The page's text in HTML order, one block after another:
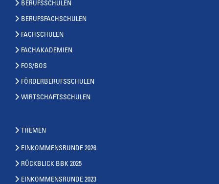
BERUFSSCHULEN
BERUFSFACHSCHULEN
FACHSCHULEN
FACHAKADEMIEN
FOS/BOS
FÖRDERBERUFSSCHULEN
WIRTSCHAFTSSCHULEN
THEMEN
EINKOMMENSRUNDE 2026
RÜCKBLICK BBK 2025
EINKOMMENSRUNDE 2023